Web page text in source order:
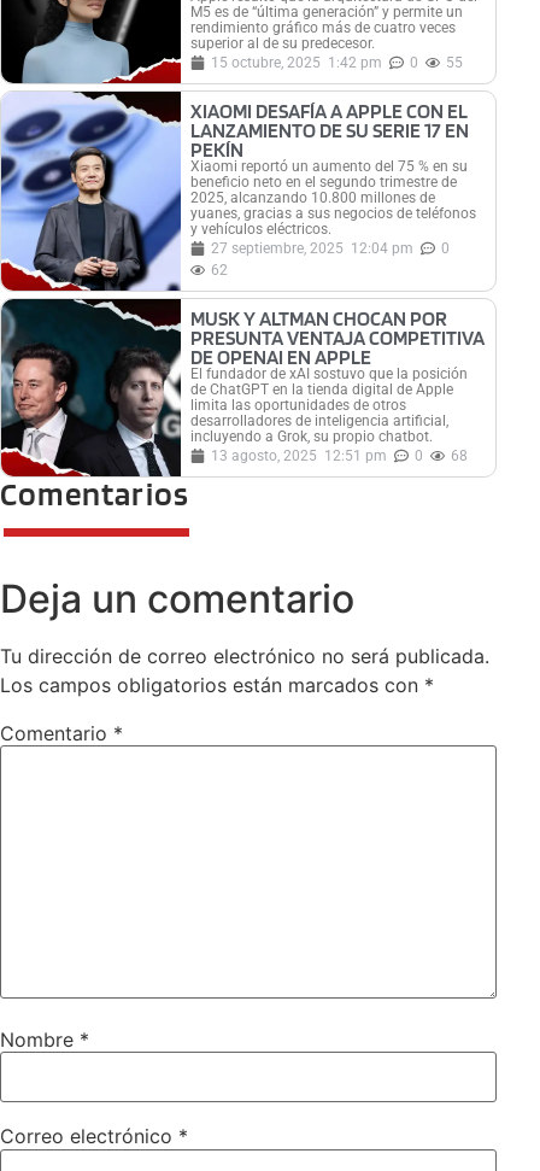
M5 es de “última generación” y permite un
rendimiento gráfico más de cuatro veces
superior al de su predecesor.
15 octubre, 2025 1:42 pm 0 55
XIAOMI DESAFÍA A APPLE CON EL
LANZAMIENTO DE SU SERIE 17 EN
PEKÍN
Xiaomi reportó un aumento del 75 % en su
beneficio neto en el segundo trimestre de
2025, alcanzando 10.800 millones de
yuanes, gracias a sus negocios de teléfonos
y vehículos eléctricos.
27 septiembre, 2025 12:04 pm
0
62
MUSK Y ALTMAN CHOCAN POR
PRESUNTA VENTAJA COMPETITIVA
DE OPENAI EN APPLE
El fundador de xAI sostuvo que la posición
de ChatGPT en la tienda digital de Apple
limita las oportunidades de otros
desarrolladores de inteligencia artificial,
incluyendo a Grok, su propio chatbot.
13 agosto, 2025 12:51 pm 0 68
Comentarios
Deja un comentario
Tu dirección de correo electrónico no será publicada.
Los campos obligatorios están marcados con *
Comentario *
Nombre *
Correo electrónico *